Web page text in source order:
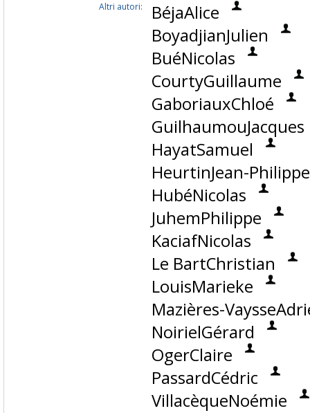
Altri autori:
BéjaAlice
BoyadjianJulien
BuéNicolas
CourtyGuillaume
GaboriauxChloé
GuilhaumouJacques
HayatSamuel
HeurtinJean-Philippe
HubéNicolas
JuhemPhilippe
KaciafNicolas
Le BartChristian
LouisMarieke
Mazières-
NoirielGérard
OgerClaire
PassardCédric
VillacèqueNoémie